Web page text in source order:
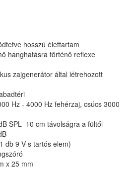
hosszú élettartam
hanghatásra történő reflexe
zajgenerátor által létrehozott
Hz - 4000 Hz fehérzaj, csúcs 3000
SPL 10 cm távolságra a fültől
db 9 V-s tartós elem)
x 25 mm